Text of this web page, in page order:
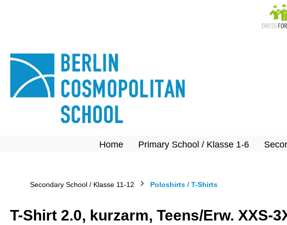
Home Primary School / Klasse 1-6
Secondary School / Klasse 11-12 Poloshirts / T-Shirts
T-Shirt 2.0, kurzarm, Teens/Erw. XXS-